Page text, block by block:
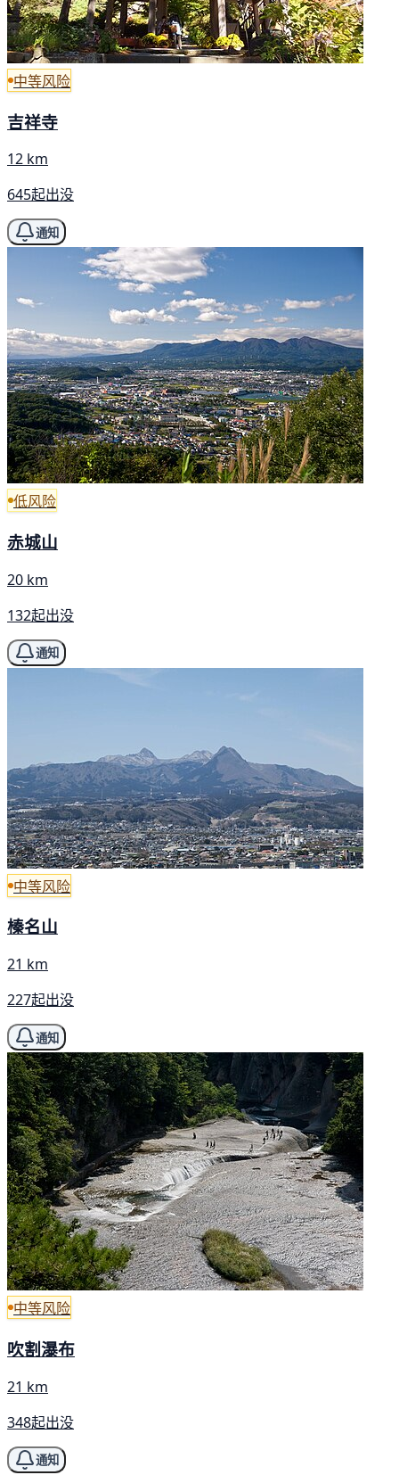
中等风险
吉祥寺
12 km
645起出没
通知
低风险
赤城山
20 km
132起出没
通知
中等风险
榛名山
21 km
227起出没
通知
中等风险
吹割瀑布
21 km
348起出没
通知